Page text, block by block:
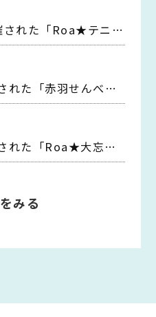
された「Roa★テニ
をUPしました！
れた「赤羽せんべろ
をUPしました！
れた「Roa★大忘年
をUPしました！
みる